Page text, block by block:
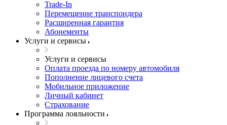
Trade-In
Перемещение транспондера
Расширенная гарантия
Абонементы
Услуги и сервисы
Услуги и сервисы
Оплата проезда по номеру автомобиля
Пополнение лицевого счета
Мобильное приложение
Личный кабинет
Страхование
Программа лояльности